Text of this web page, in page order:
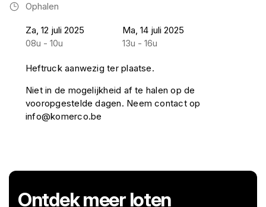
Ophalen
Za, 12 juli 2025
08u - 10u
Ma, 14 juli 2025
13u - 16u
Heftruck aanwezig ter plaatse.
Niet in de mogelijkheid af te halen op de
vooropgestelde dagen. Neem contact op
info@komerco.be
Ontdek meer loten